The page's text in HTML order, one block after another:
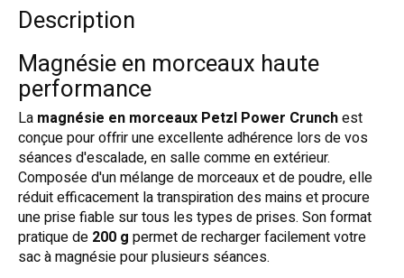
Description
Magnésie en morceaux haute
performance
La magnésie en morceaux Petzl Power Crunchest
conçue pour offrir une excellente adhérence lors de vos
séances d'escalade, en salle comme en extérieur.
Composée d'un mélange de morceaux et de poudre, elle
réduit efficacement la transpiration des mains et procure
une prise fiable sur tous les types de prises. Son format
pratique de 200 g permet de recharger facilement votre
sac à magnésie pour plusieurs séances.